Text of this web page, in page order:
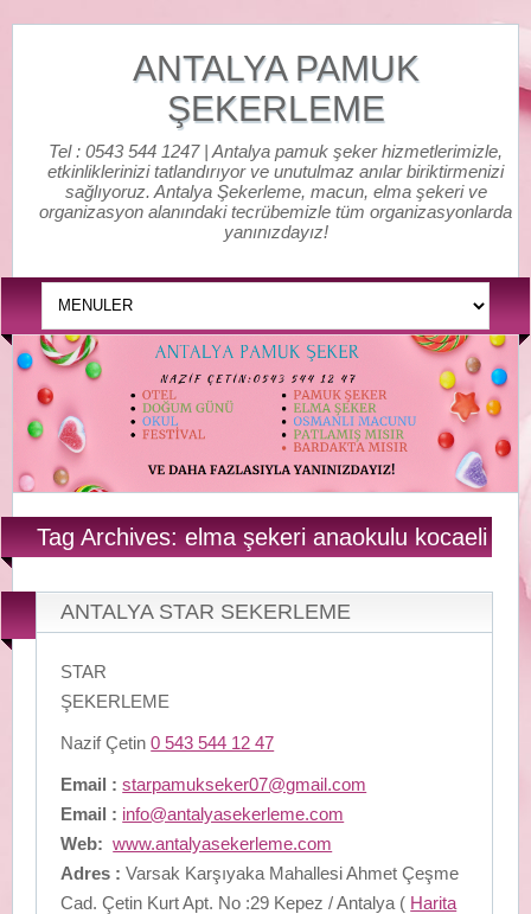
ANTALYA PAMUK
ŞEKERLEME
Tel : 0543 544 1247 | Antalya pamuk şeker hizmetlerimizle,
etkinliklerinizi tatlandırıyor ve unutulmaz anılar biriktirmenizi
sağlıyoruz. Antalya Şekerleme, macun, elma şekeri ve
organizasyon alanındaki tecrübemizle tüm organizasyonlarda
yanınızdayız!
Tag Archives: elma şekeri anaokulu kocaeli
ANTALYA STAR SEKERLEME
STAR
ŞEKERLEME
Nazif Çetin0 543 544 12 47
Email : starpamukseker07@gmail.com
Email : info@antalyasekerleme.com
Web: www.antalyasekerleme.com
Adres : Varsak Karşıyaka Mahallesi Ahmet Çeşme
Cad. Çetin Kurt Apt. No :29 Kepez / Antalya ( Harita